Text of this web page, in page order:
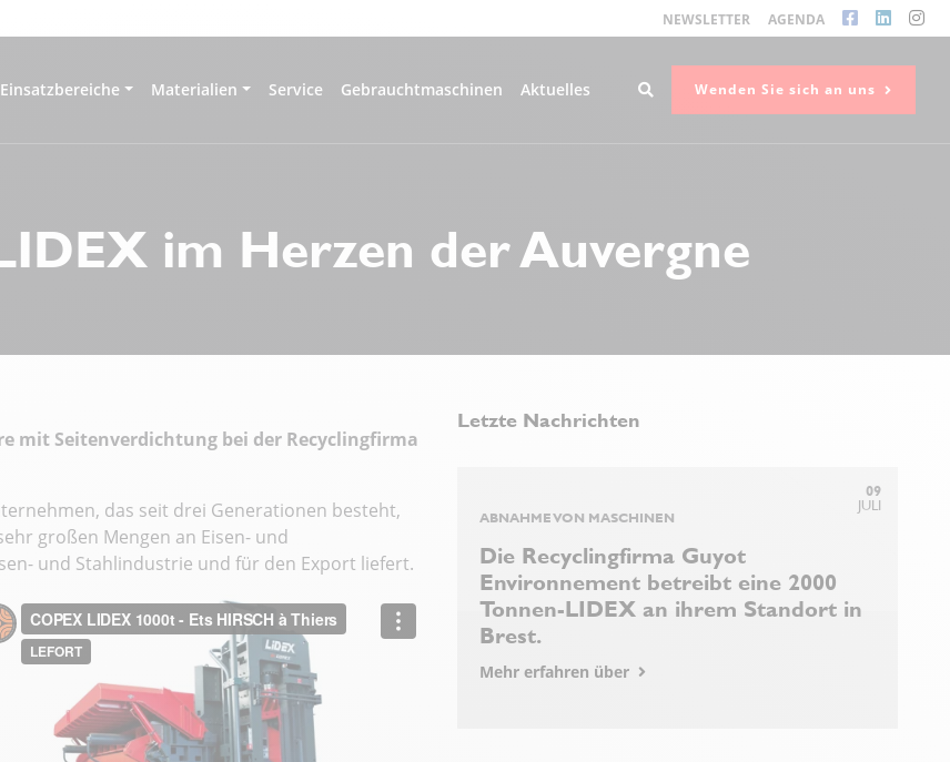
NEWSLETTER AGENDA
Einsatzbereiche Materialien Service Gebrauchtmaschinen Aktuelles Wenden Sie sich an uns
im Herzen der Auvergne
mit Seitenverdichtung bei der Recyclingfirma
das seit drei Generationen besteht,
großen Mengen an Eisen- und
und Stahlindustrie und für den Export liefert.
Letzte Nachrichten
09
JULI
ABNAHME VON MASCHINEN
Die Recyclingfirma Guyot
Environnement betreibt eine 2000
Tonnen-LIDEX an ihrem Standort in
Brest.
Mehr erfahren über